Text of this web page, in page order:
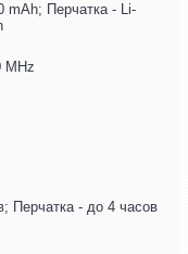
mAh; Перчатка - Li-
MHz
Перчатка - до 4 часов